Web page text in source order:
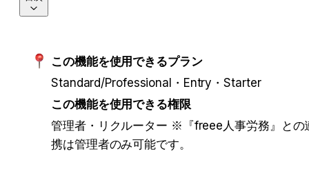
この機能を使用できるプラン
Standard/Professional・Entry・Starter
この機能を使用できる権限
管理者・リクルーター ※『freee人事労務』との
携は管理者のみ可能です。